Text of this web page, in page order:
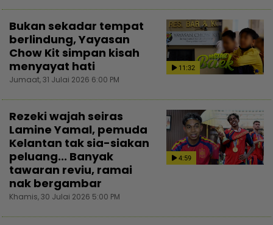
11:32
Bukan sekadar tempat
berlindung, Yayasan
Chow Kit simpan kisah
menyayat hati
Jumaat, 31 Julai 2026 6:00 PM
4:59
Rezeki wajah seiras
Lamine Yamal, pemuda
Kelantan tak sia-siakan
peluang... Banyak
tawaran reviu, ramai
nak bergambar
Khamis, 30 Julai 2026 5:00 PM